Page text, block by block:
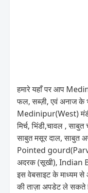
हमारे यहाँ पर आप
फल, सब्ज़ी, एवं अनाज के
Medinipur(West)
मिर्च, भिंडी,चावल ,
साबुत मसूर दाल, साबुत
Pointed
अदरक (सूखी), Indian
इस वेबसाइट के माध्यम
की ताज़ा अपडेट ले